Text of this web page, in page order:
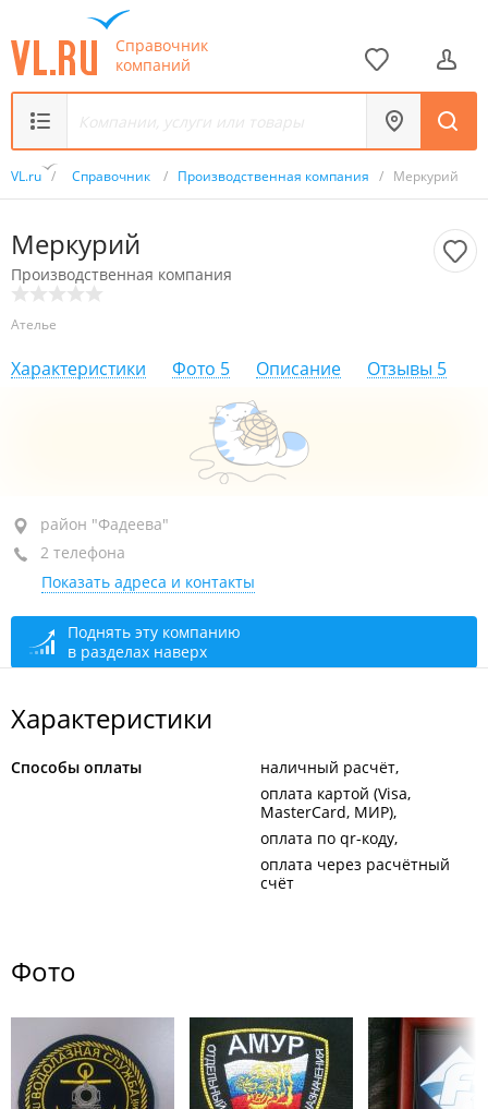
Справочник
компаний
VL.ru / Справочник / Производственная компания / Меркурий
Меркурий
Производственная компания
Ателье
Характеристики Фото 5 Описание Отзывы 5
район "Фадеева", ул. Фадеева, 31
отдельный вход, 1-й этаж
+7 914 791-05-22
+7 902 482-09-37
открыто: 10:00–18:00
район "Фадеева"
2 телефона
Показать адреса и контакты
Поднять эту компанию
в разделах наверх
Характеристики
Способы оплаты
наличный расчёт
оплата картой (Visa,
MasterCard, МИР)
оплата по qr-коду
оплата через расчётный
счёт
Фото